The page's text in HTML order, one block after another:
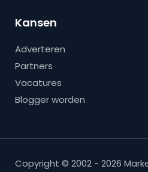
Kansen
Adverteren
Partners
Vacatures
Blogger worden
Copyright © 2002 - 2026